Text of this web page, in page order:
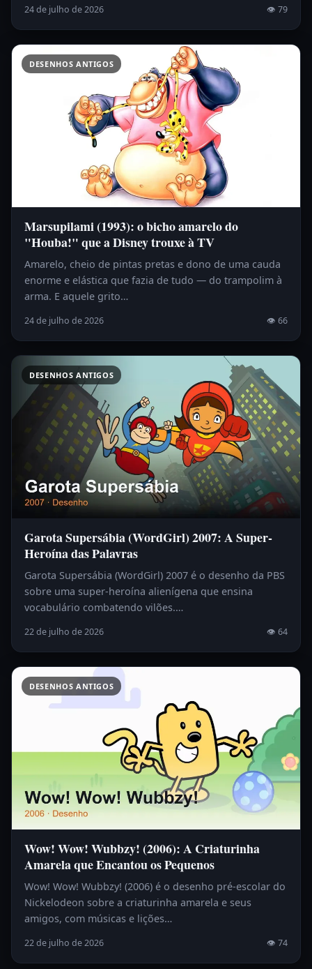
24 de julho de 2026 👁 79
DESENHOS ANTIGOS
Marsupilami (1993): o bicho amarelo do
"Houba!" que a Disney trouxe à TV
Amarelo, cheio de pintas pretas e dono de uma cauda
enorme e elástica que fazia de tudo — do trampolim à
arma. E aquele grito…
24 de julho de 2026 👁 66
DESENHOS ANTIGOS
Garota Supersábia (WordGirl) 2007: A Super-
Heroína das Palavras
Garota Supersábia (WordGirl) 2007 é o desenho da PBS
sobre uma super-heroína alienígena que ensina
vocabulário combatendo vilões.…
22 de julho de 2026 👁 64
DESENHOS ANTIGOS
Wow! Wow! Wubbzy! (2006): A Criaturinha
Amarela que Encantou os Pequenos
Wow! Wow! Wubbzy! (2006) é o desenho pré-escolar do
Nickelodeon sobre a criaturinha amarela e seus
amigos, com músicas e lições…
22 de julho de 2026 👁 74